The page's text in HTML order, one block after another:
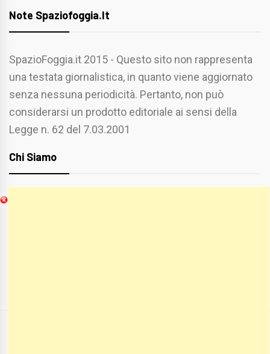
Note Spaziofoggia.it
SpazioFoggia.it 2015 - Questo sito non rappresenta
una testata giornalistica, in quanto viene aggiornato
senza nessuna periodicità. Pertanto, non può
considerarsi un prodotto editoriale ai sensi della
Legge n. 62 del 7.03.2001
Chi Siamo